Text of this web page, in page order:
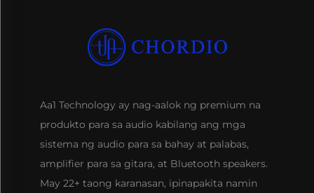
Aa1 Technology ay nag-aalok ng premium na
produkto para sa audio kabilang ang mga
sistema ng audio para sa bahay at palabas,
amplifier para sa gitara, at Bluetooth speakers.
May 22+ taong karanasan, ipinapakita namin